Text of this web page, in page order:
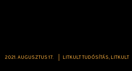
2021. AUGUSZTUS 17. LITKULT TUDÓSÍTÁS LITKULT